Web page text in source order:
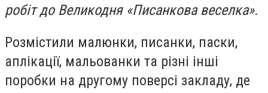
робіт до Великодня «Писанкова веселка».
Розмістили малюнки, писанки, паски,
аплікації, мальованки та різні інші
поробки на другому поверсі закладу, де